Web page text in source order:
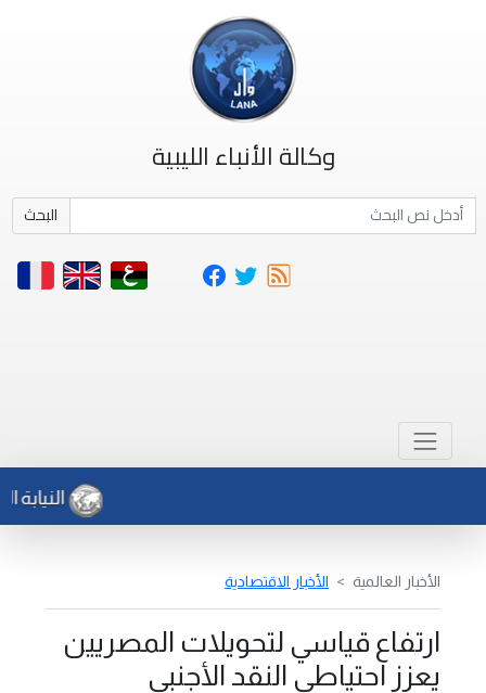
وكالة الأنباء الليبية
البحث
النيابة
الأخبار العالمية الأخبار الاقتصادية
ارتفاع قياسي لتحويلات المصريين
يعزز احتياطي النقد الأجنبي